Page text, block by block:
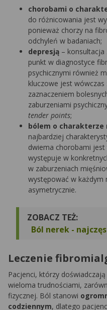
chorobami o
do różnicowania jest
ponieważ chorzy na
odchyleń w badaniach;
depresją –
punkt w diagnostyce
psychicznymi również
kluczowe jest wówczas
zaznaczeniem
zaburzeniami
tender points;
bólem o charakterze
najbardziej
dwiema chorobami
występuje w
w zaburzeniach
występować w każdym
asymetrycznie.
ZOBACZ TEŻ:
Ból nerek -
Leczenie
Pacjenci, którzy
wieloma trudnościami,
fizycznej. Ból stanowi
codziennym, dlatego